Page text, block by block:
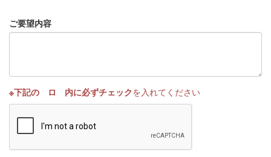
ご要望内容
※下記の ロ 内に必ずチェックを入れてください